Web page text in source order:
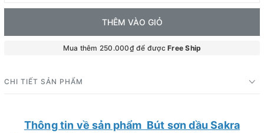
THÊM VÀO GIỎ
Mua thêm 250.000₫ để đượcFree Ship
CHI TIẾT SẢN PHẨM
Thông tin về sản phẩm Bút sơn dầu Sakra